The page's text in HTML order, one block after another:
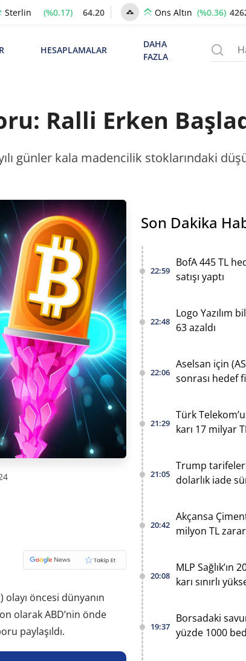
Sterlin (%0.17) 64.20 Ons Altın (%0.36)
HESAPLAMALAR
DAHA
FAZLA
Ralli Erken
günler kala madencilik stoklarındaki
öncesi dünyanın
olarak ABD’nin önde
paylaşıldı.
Son Dakika
22:59
BofA 445 TL
satışı yaptı
22:48
Logo Yazılım
63 azaldı
22:06
Aselsan için
sonrası hedef
21:29
Türk
karı 17 milyar
21:05
Trump
dolarlık iade
20:42
Akçansa
milyon TL
20:08
MLP Sağlık’ın
karı sınırlı
19:37
Borsadaki
yüzde 1000